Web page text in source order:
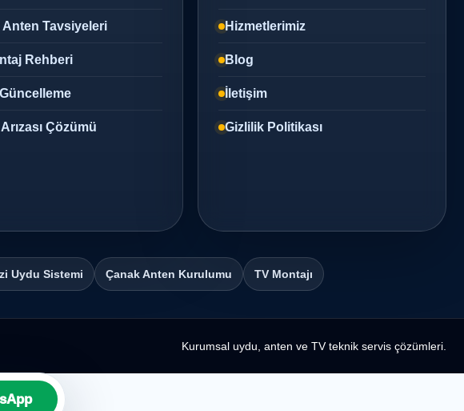
Anten Tavsiyeleri
Rehberi
Çözümü
Hizmetlerimiz
Blog
İletişim
Gizlilik Politikası
Uydu Sistemi Çanak Anten Kurulumu TV Montajı
Kurumsal uydu, anten ve TV teknik servis çözümleri.